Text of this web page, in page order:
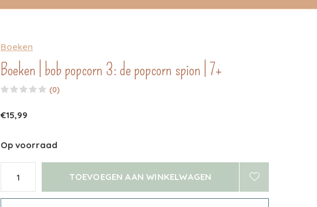
Boeken
Boeken | bob popcorn 3: de popcorn spion | 7+
(0)
€15,99
Op voorraad
TOEVOEGEN AAN WINKELWAGEN